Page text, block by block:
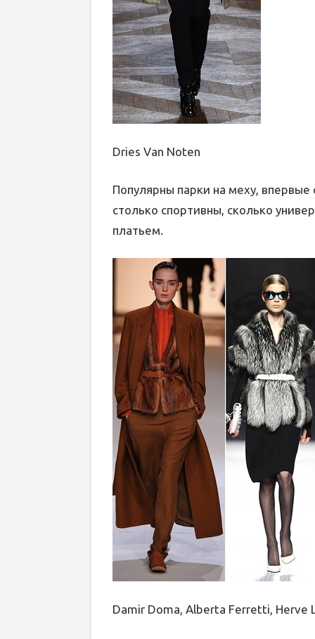
Dries Van Noten
Популярны парки на меху,
столько спортивны, сколько
платьем.
Damir Doma, Alberta Ferretti, Herve